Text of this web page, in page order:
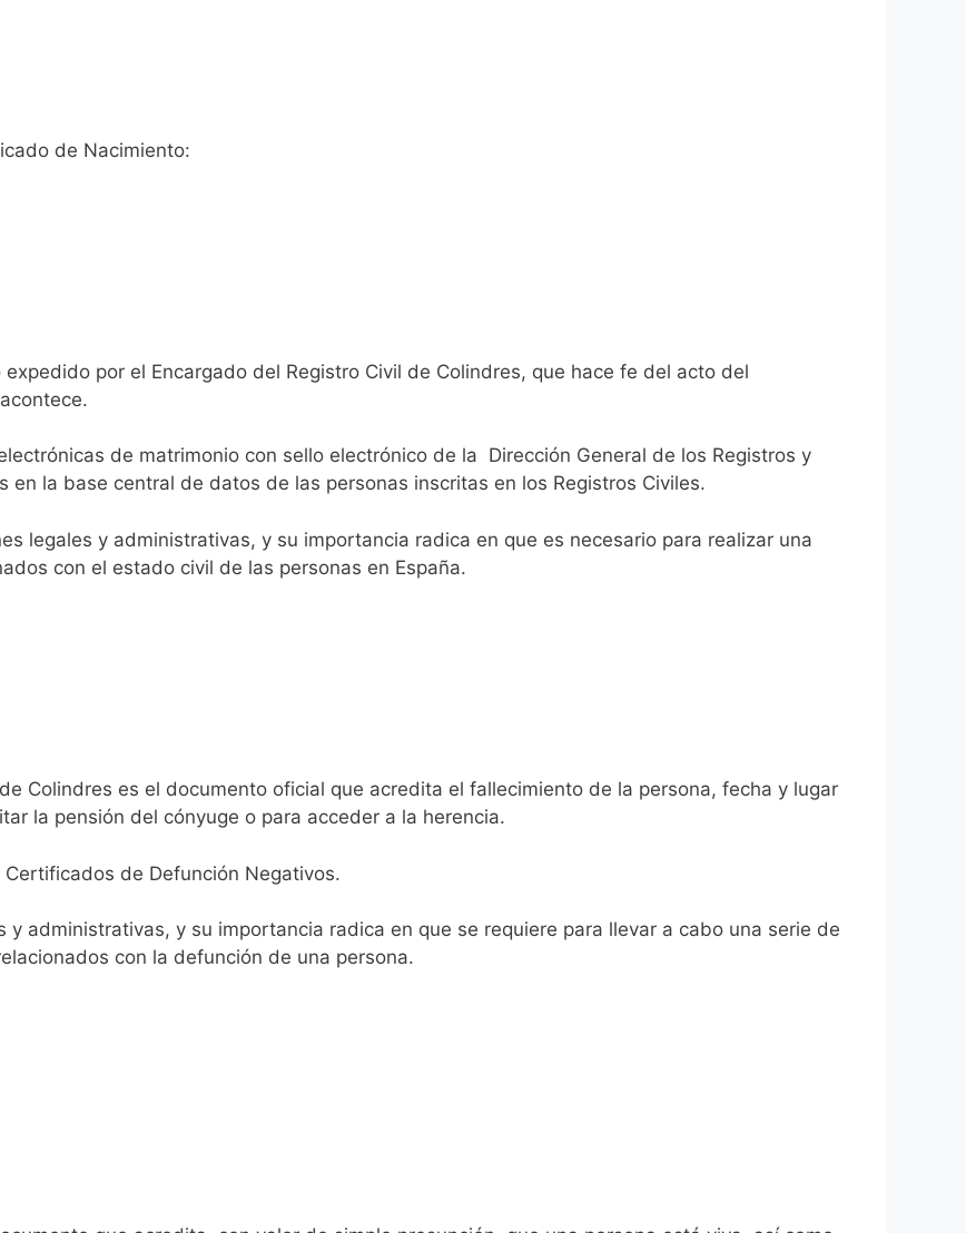
de Nacimiento:
por el Encargado del Registro Civil de Colindres, que hace fe del acto del
de matrimonio con sello electrónico de la Dirección General de los Registros y
la base central de datos de las personas inscritas en los Registros Civiles.
legales y administrativas, y su importancia radica en que es necesario para realizar una
con el estado civil de las personas en España.
Colindres es el documento oficial que acredita el fallecimiento de la persona, fecha y lugar
la pensión del cónyuge o para acceder a la herencia.
de Defunción Negativos.
administrativas, y su importancia radica en que se requiere para llevar a cabo una serie de
con la defunción de una persona.